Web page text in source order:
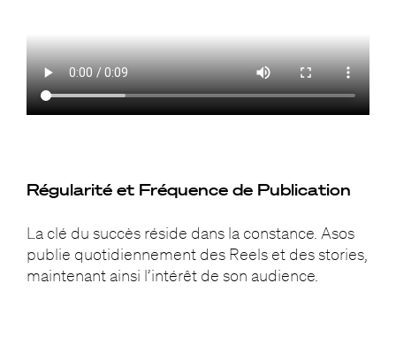
Régularité et Fréquence de Publication
La clé du succès réside dans la constance. Asos
publie quotidiennement des Reels et des stories,
maintenant ainsi l’intérêt de son audience.